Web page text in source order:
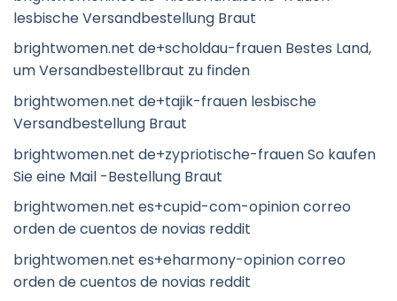
lesbische Versandbestellung Braut
brightwomen.net de+scholdau-frauen Bestes Land,
um Versandbestellbraut zu finden
brightwomen.net de+tajik-frauen lesbische
Versandbestellung Braut
brightwomen.net de+zypriotische-frauen So kaufen
Sie eine Mail -Bestellung Braut
brightwomen.net es+cupid-com-opinion correo
orden de cuentos de novias reddit
brightwomen.net es+eharmony-opinion correo
orden de cuentos de novias reddit